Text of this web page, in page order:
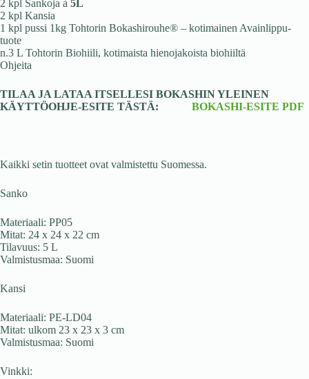
2 kpl Sankoja à 5L
2 kpl Kansia
1 kpl pussi 1kg Tohtorin Bokashirouhe® – kotimainen Avainlippu-
tuote
n.3 L Tohtorin Biohiili, kotimaista hienojakoista biohiiltä
Ohjeita
TILAA JA LATAA ITSELLESI BOKASHIN YLEINEN
KÄYTTÖOHJE-ESITE TÄSTÄ: BOKASHI-ESITE PDF
Kaikki setin tuotteet ovat valmistettu Suomessa.
Sanko
Materiaali: PP05
Mitat: 24 x 24 x 22 cm
Tilavuus: 5 L
Valmistusmaa: Suomi
Kansi
Materiaali: PE-LD04
Mitat: ulkom 23 x 23 x 3 cm
Valmistusmaa: Suomi
Vinkki: